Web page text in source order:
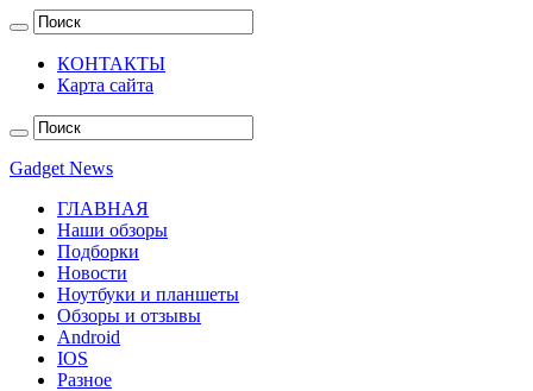
КОНТАКТЫ
Карта сайта
Gadget News
ГЛАВНАЯ
Наши обзоры
Подборки
Новости
Ноутбуки и планшеты
Обзоры и отзывы
Android
IOS
Разное